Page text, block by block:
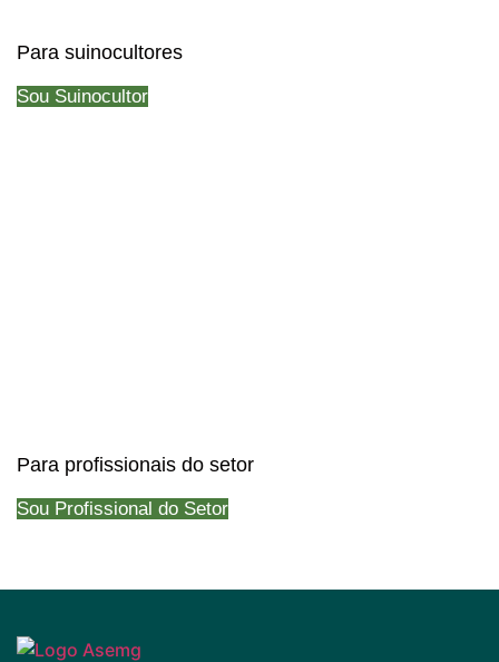
Para suinocultores
Sou Suinocultor
Para profissionais do setor
Sou Profissional do Setor